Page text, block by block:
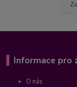
Informace pro
O nás